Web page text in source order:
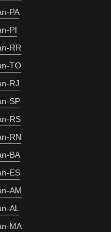
PA
PI
RR
TO
RJ
SP
RS
RN
BA
ES
AM
AL
MA